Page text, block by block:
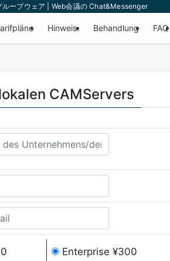
ループウェア | Web会議の Chat&Messenger
Hinweis. Behandlung FAQ
CAMServers
Enterprise ¥300